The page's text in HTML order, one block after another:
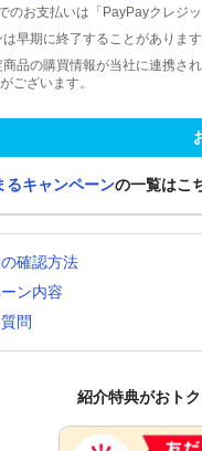
お支払いは「PayPayクレジッ
早期に終了することがあります
品の購買情報が当社に連携さ
ございます。
るキャンペーンの一覧はこ
確認方法
ン内容
問
紹介特典がおト